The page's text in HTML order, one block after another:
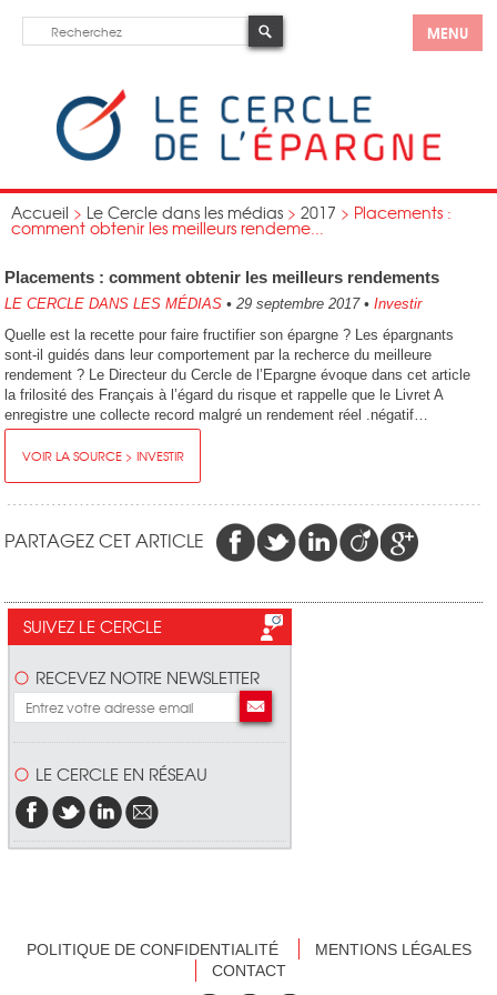
MENU
Accueil > Le Cercle dans les médias > 2017 > Placements :
comment obtenir les meilleurs rendeme...
Placements : comment obtenir les meilleurs rendements
LE CERCLE DANS LES MÉDIAS • 29 septembre 2017• Investir
Quelle est la recette pour faire fructifier son épargne ? Les épargnants
sont-il guidés dans leur comportement par la recherce du meilleure
rendement ? Le Directeur du Cercle de l’Epargne évoque dans cet article
la frilosité des Français à l’égard du risque et rappelle que le Livret A
enregistre une collecte record malgré un rendement réel .négatif…
VOIR LA SOURCE > INVESTIR
PARTAGEZ CET ARTICLE
SUIVEZ LE CERCLE
RECEVEZ NOTRE NEWSLETTER
LE CERCLE EN RÉSEAU
POLITIQUE DE CONFIDENTIALITÉ
MENTIONS LÉGALES
CONTACT